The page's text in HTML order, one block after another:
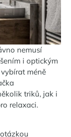
nemusí
i optickým
méně
triků, jak i
relaxaci.